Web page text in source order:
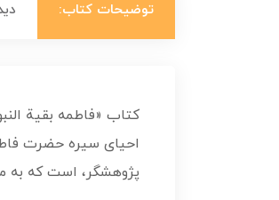
توضیحات کتاب:
کتاب «فاطمه بقیة
احیای سیره حضرت
پژوهشگر، است که به